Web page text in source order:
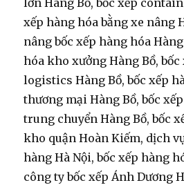
lớn Hàng Bồ, bốc xếp
xếp hàng hóa bằng xe nâng
nâng bốc xếp hàng hóa
hóa kho xưởng Hàng Bồ,
logistics Hàng Bồ, bốc xếp
thương mại Hàng Bồ, bốc
trung chuyển Hàng Bồ, bốc
kho quận Hoàn Kiếm, dịch
hàng Hà Nội, bốc xếp hàng
công ty bốc xếp Ánh Dương